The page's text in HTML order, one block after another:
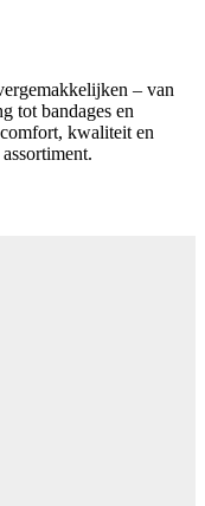
– van
tot bandages en
kwaliteit en